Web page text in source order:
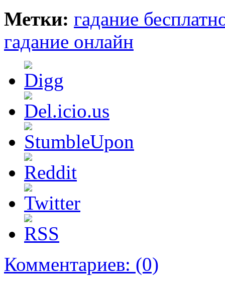
Метки: гадание
гадание онлайн
Комментариев: (0)